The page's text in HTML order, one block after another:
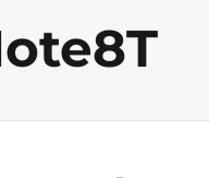
Bratislava -
8T